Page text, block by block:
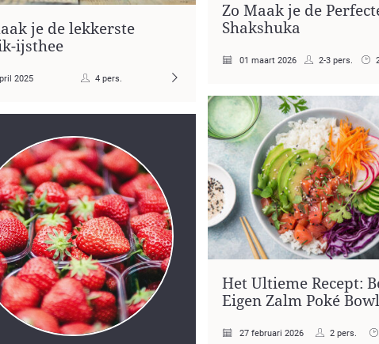
je de lekkerste
ijsthee
2025 4 pers.
Zo Maak je de
Shakshuka
01 maart 2026 2-3 pers.
Het Ultieme Recept:
Eigen Zalm Poké Bowl
27 februari 2026 2 pers.